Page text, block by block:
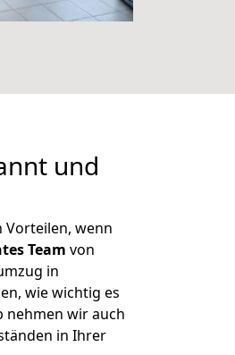
und
Vorteilen, wenn
Team von
in
wie wichtig es
nehmen wir auch
in Ihrer